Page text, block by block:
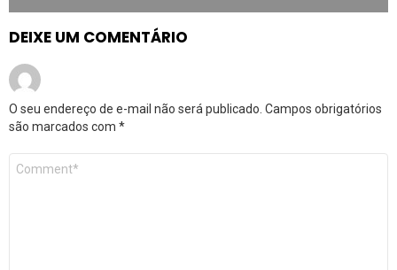
DEIXE UM COMENTÁRIO
O seu endereço de e-mail não será publicado. Campos obrigatórios
são marcados com *
Comentário